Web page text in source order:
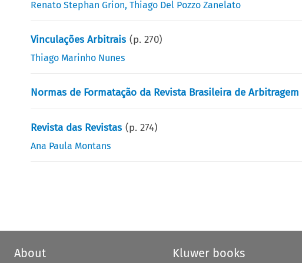
Renato Stephan Grion,Thiago Del Pozzo Zanelato
Vinculações Arbitrais (p.270)
Thiago Marinho Nunes
Normas de Formatação da Revista Brasileira de Arbitragem
Revista das Revistas (p.274)
Ana Paula Montans
About Kluwer books